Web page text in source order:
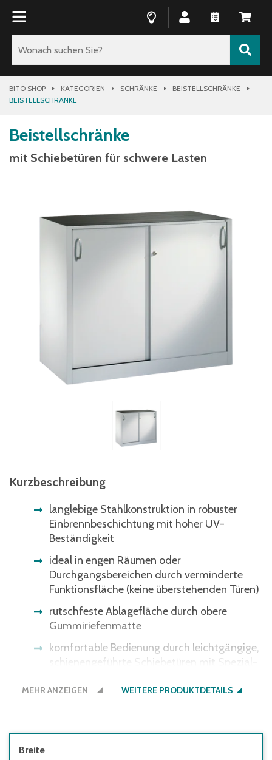
BITO SHOP KATEGORIEN SCHRÄNKE
BEISTELLSCHRÄNKE
BEISTELLSCHRÄNKE
Beistellschränke
mit Schiebetüren für schwere Lasten
Kurzbeschreibung
langlebige Stahlkonstruktion in robuster
Einbrennbeschichtung mit hoher UV-
Beständigkeit
ideal in engen Räumen oder
Durchgangsbereichen durch verminderte
Funktionsfläche (keine überstehenden Türen)
rutschfeste Ablagefläche durch obere
Gummiriefenmatte
komfortable Bedienung durch leichtgängige,
schienengeführte Schiebetüren mit Spezial-
hohe Tragkraft pro Einlegeboden 110 kg,
MEHR ANZEIGEN WEITERE PRODUKTDETAILS
Breite